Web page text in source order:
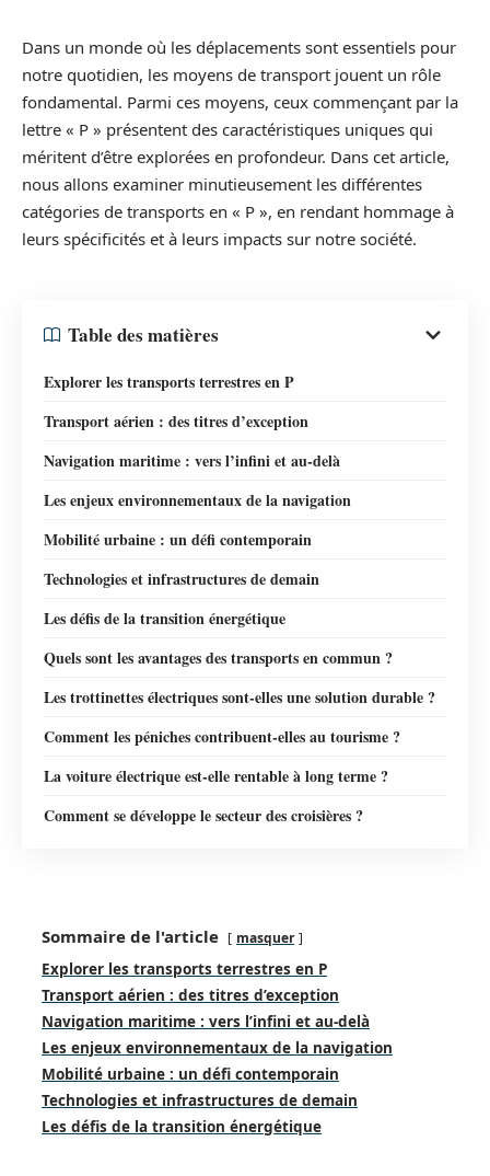
Dans un monde où les déplacements sont essentiels pour
notre quotidien, les moyens de transport jouent un rôle
fondamental. Parmi ces moyens, ceux commençant par la
lettre « P » présentent des caractéristiques uniques qui
méritent d’être explorées en profondeur. Dans cet article,
nous allons examiner minutieusement les différentes
catégories de transports en « P », en rendant hommage à
leurs spécificités et à leurs impacts sur notre société.
Table des matières
Explorer les transports terrestres en P
Transport aérien : des titres d’exception
Navigation maritime : vers l’infini et au-delà
Les enjeux environnementaux de la navigation
Mobilité urbaine : un défi contemporain
Technologies et infrastructures de demain
Les défis de la transition énergétique
Quels sont les avantages des transports en commun ?
Les trottinettes électriques sont-elles une solution durable ?
Comment les péniches contribuent-elles au tourisme ?
La voiture électrique est-elle rentable à long terme ?
Comment se développe le secteur des croisières ?
Sommaire de l'article masquer
Explorer les transports terrestres en P
Transport aérien : des titres d’exception
Navigation maritime : vers l’infini et au-delà
Les enjeux environnementaux de la navigation
Mobilité urbaine : un défi contemporain
Technologies et infrastructures de demain
Les défis de la transition énergétique